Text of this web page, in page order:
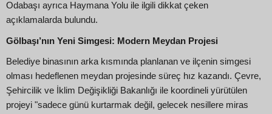
Odabaşı ayrıca Haymana Yolu ile ilgili dikkat çeken
açıklamalarda bulundu.
Gölbaşı’nın Yeni Simgesi: Modern Meydan Projesi
Belediye binasının arka kısmında planlanan ve ilçenin simgesi
olması hedeflenen meydan projesinde süreç hız kazandı. Çevre,
Şehircilik ve İklim Değişikliği Bakanlığı ile koordineli yürütülen
projeyi "sadece günü kurtarmak değil, gelecek nesillere miras